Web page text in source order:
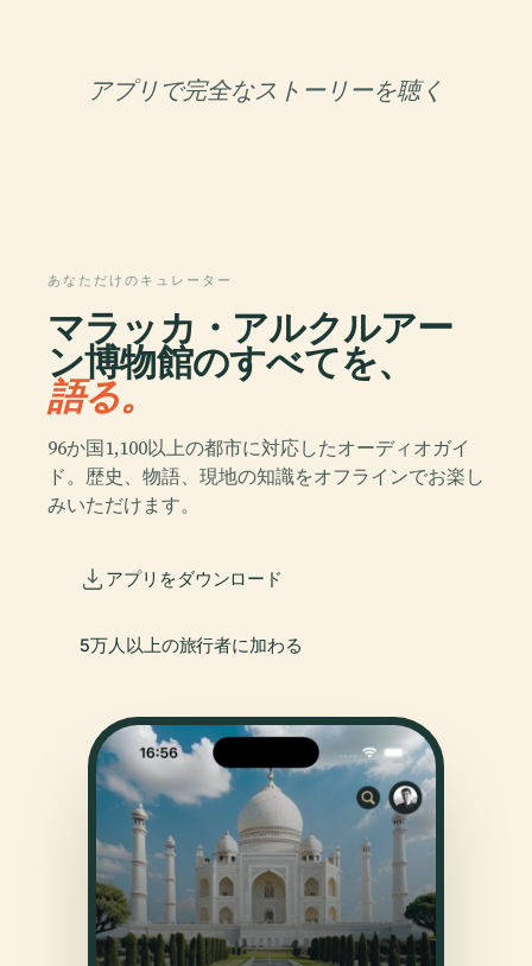
アプリで完全なストーリーを聴く
あなただけのキュレーター
マラッカ・アルクルアー
ン博物館のすべてを、
語る。
96か国1,100以上の都市に対応したオーディオガイ
ド。歴史、物語、現地の知識をオフラインでお楽し
みいただけます。
アプリをダウンロード
5万人以上の旅行者に加わる